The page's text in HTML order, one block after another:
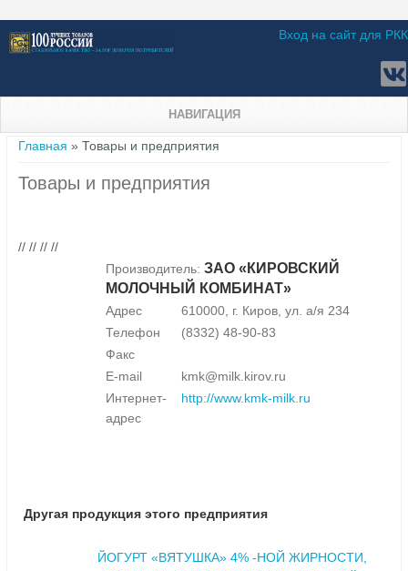
Вход на сайт для РКК
НАВИГАЦИЯ
Вы здесь
Главная » Товары и предприятия
Товары и предприятия
// // // //
Производитель: ЗАО «КИРОВСКИЙ
МОЛОЧНЫЙ КОМБИНАТ»
Адрес
610000, г. Киров, ул. а/я 234
Телефон
(8332) 48-90-83
Факс
E-mail
kmk@milk.kirov.ru
Интернет-
адрес
http://www.kmk-milk.ru
Другая продукция этого предприятия
ЙОГУРТ «ВЯТУШКА» 4% -НОЙ ЖИРНОСТИ,